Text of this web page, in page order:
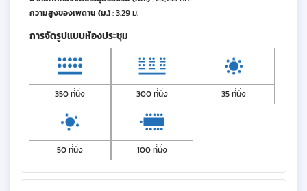
ความสูงของเพดาน (ม.): 3.29 ม.
การจัดรูปแบบห้องประชุม
350 ที่นั่ง 300 ที่นั่ง 35 ที่นั่ง
50 ที่นั่ง 100 ที่นั่ง